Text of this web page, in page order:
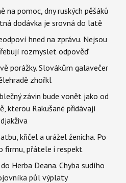
na pomoc, dny ruských pěšáků
dodávka je srovná do latě
hned na zprávu. Nejsou
rozmyslet odpověď
porážky. Slovákům galavečer
zhořkl
závin bude vonět jako od
kterou Rakušané přidávají
křičel a urážel ženicha. Po
firmu, přátele i respekt
Herba Deana. Chyba sudího
půl výplaty